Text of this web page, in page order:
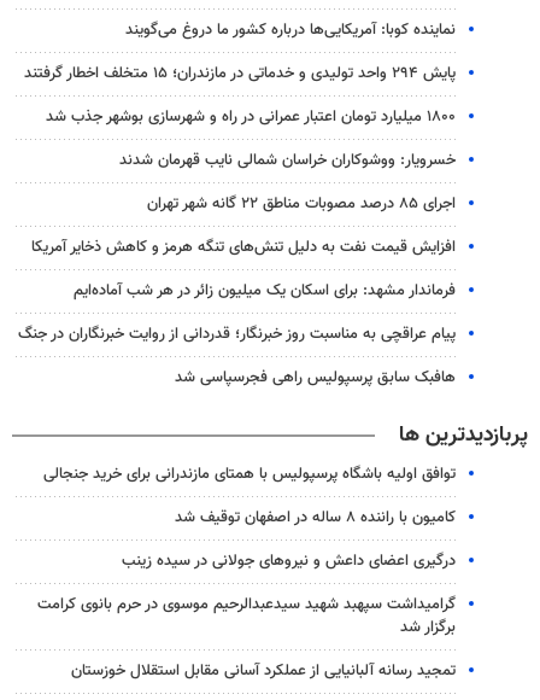
نماینده کوبا: آمریکایی‌ها درباره کشور ما دروغ می‌گویند
پایش ۲۹۴ واحد تولیدی و خدماتی در مازندران؛ ۱۵ متخلف اخطار گرفتند
۱۸۰۰ میلیارد تومان اعتبار عمرانی در راه و شهرسازی بوشهر جذب شد
خسرویار: ووشوکاران خراسان شمالی نایب قهرمان شدند
اجرای ۸۵ درصد مصوبات مناطق ۲۲ گانه شهر تهران
افزایش قیمت نفت به دلیل تنش‌های تنگه هرمز و کاهش ذخایر آمریکا
فرماندار مشهد: برای اسکان یک میلیون زائر در هر شب آماده‌ایم
پیام عراقچی به مناسبت روز خبرنگار؛ قدردانی از روایت خبرنگاران در جنگ
هافبک سابق پرسپولیس راهی فجرسپاسی شد
پربازدیدترین ها
توافق اولیه باشگاه پرسپولیس با همتای مازندرانی برای خرید جنجالی
کامیون با راننده ۸ ساله در اصفهان توقیف شد
درگیری اعضای داعش و نیروهای جولانی در سیده زینب
گرامیداشت سپهبد شهید سیدعبدالرحیم موسوی در حرم بانوی کرامت
برگزار شد
تمجید رسانه آلبانیایی از عملکرد آسانی مقابل استقلال خوزستان